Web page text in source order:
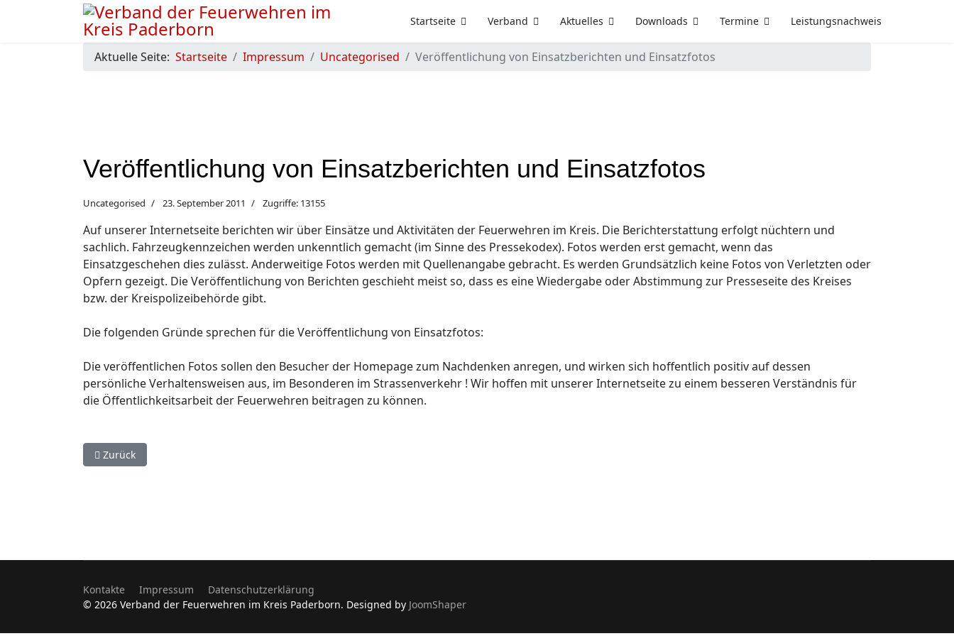
Startseite Verband Aktuelles Downloads Termine Leistungsnachweis
Aktuelle Seite: Startseite Impressum Uncategorised Veröffentlichung von Einsatzberichten und Einsatzfotos
Veröffentlichung von Einsatzberichten und Einsatzfotos
Uncategorised 23. September 2011 Zugriffe: 13155
Auf unserer Internetseite berichten wir über Einsätze und Aktivitäten der Feuerwehren im Kreis. Die Berichterstattung erfolgt nüchtern und
sachlich. Fahrzeugkennzeichen werden unkenntlich gemacht (im Sinne des Pressekodex). Fotos werden erst gemacht, wenn das
Einsatzgeschehen dies zulässt. Anderweitige Fotos werden mit Quellenangabe gebracht. Es werden Grundsätzlich keine Fotos von Verletzten oder
Opfern gezeigt. Die Veröffentlichung von Berichten geschieht meist so, dass es eine Wiedergabe oder Abstimmung zur Presseseite des Kreises
bzw. der Kreispolizeibehörde gibt.
Die folgenden Gründe sprechen für die Veröffentlichung von Einsatzfotos:
Die veröffentlichen Fotos sollen den Besucher der Homepage zum Nachdenken anregen, und wirken sich hoffentlich positiv auf dessen
persönliche Verhaltensweisen aus, im Besonderen im Strassenverkehr ! Wir hoffen mit unserer Internetseite zu einem besseren Verständnis für
die Öffentlichkeitsarbeit der Feuerwehren beitragen zu können.
Vorheriger Beitrag: Impressum
Zurück
Kontakte Impressum
Datenschutzerklärung
© 2026 Verband der Feuerwehren im Kreis Paderborn. Designed by JoomShaper